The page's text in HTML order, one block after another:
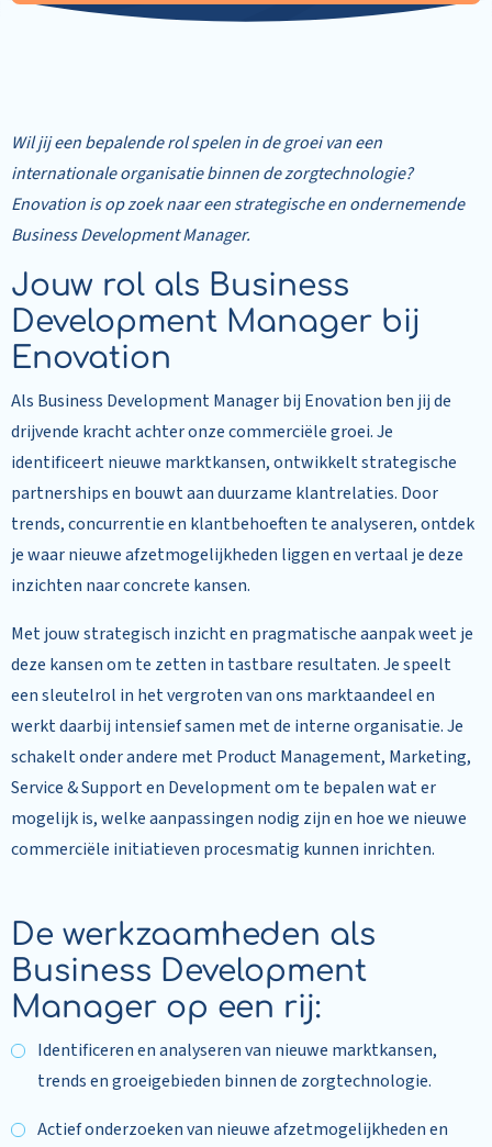
Wil jij een bepalende rol spelen in de groei van een
internationale organisatie binnen de zorgtechnologie?
Enovation is op zoek naar een strategische en ondernemende
Business Development Manager.
Jouw rol als Business
Development Manager bij
Enovation
Als Business Development Manager bij Enovation ben jij de
drijvende kracht achter onze commerciële groei. Je
identificeert nieuwe marktkansen, ontwikkelt strategische
partnerships en bouwt aan duurzame klantrelaties. Door
trends, concurrentie en klantbehoeften te analyseren, ontdek
je waar nieuwe afzetmogelijkheden liggen en vertaal je deze
inzichten naar concrete kansen.
Met jouw strategisch inzicht en pragmatische aanpak weet je
deze kansen om te zetten in tastbare resultaten. Je speelt
een sleutelrol in het vergroten van ons marktaandeel en
werkt daarbij intensief samen met de interne organisatie. Je
schakelt onder andere met Product Management, Marketing,
Service & Support en Development om te bepalen wat er
mogelijk is, welke aanpassingen nodig zijn en hoe we nieuwe
commerciële initiatieven procesmatig kunnen inrichten.
De werkzaamheden als
Business Development
Manager op een rij:
Identificeren en analyseren van nieuwe marktkansen,
trends en groeigebieden binnen de zorgtechnologie.
Actief onderzoeken van nieuwe afzetmogelijkheden en